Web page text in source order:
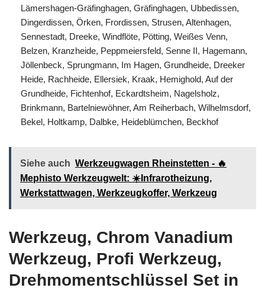
Lämershagen-Gräfinghagen, Gräfinghagen, Ubbedissen,
Dingerdissen, Örken, Frordissen, Strusen, Altenhagen,
Sennestadt, Dreeke, Windflöte, Pötting, Weißes Venn,
Belzen, Kranzheide, Peppmeiersfeld, Senne II, Hagemann,
Jöllenbeck, Sprungmann, Im Hagen, Grundheide, Dreeker
Heide, Rachheide, Ellersiek, Kraak, Hemighold, Auf der
Grundheide, Fichtenhof, Eckardtsheim, Nagelsholz,
Brinkmann, Bartelniewöhner, Am Reiherbach, Wilhelmsdorf,
Bekel, Holtkamp, Dalbke, Heideblümchen, Beckhof
Siehe auch Werkzeugwagen Rheinstetten - 🔥
Mephisto Werkzeugwelt: ☀️Infrarotheizung,
Werkstattwagen, Werkzeugkoffer, Werkzeug
Werkzeug, Chrom Vanadium
Werkzeug, Profi Werkzeug,
Drehmomentschlüssel Set in